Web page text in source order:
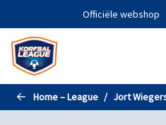
Naar de hoofdinhoud gaanOfficiële webshop
Home – League Jort